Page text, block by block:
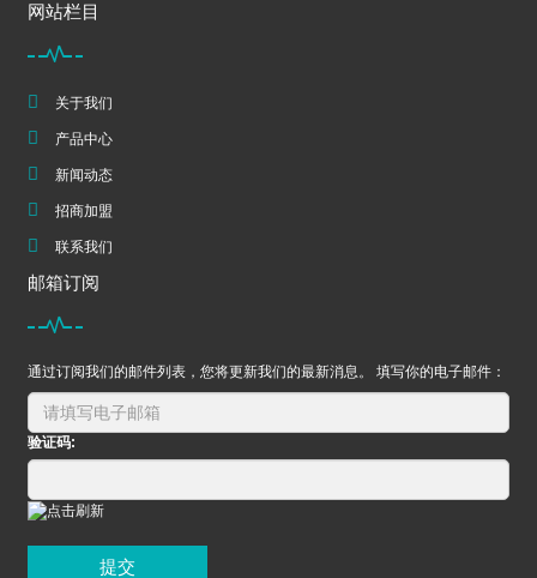
网站栏目
关于我们
产品中心
新闻动态
招商加盟
联系我们
邮箱订阅
通过订阅我们的邮件列表，您将更新我们的最新消息。 填写你的电子邮件：
验证码:
提交